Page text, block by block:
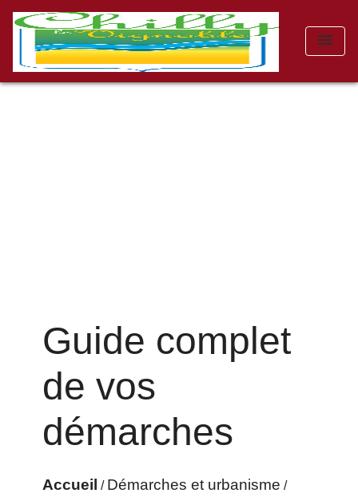
menu
Guide complet
de vos
démarches
Accueil / Démarches et urbanisme /